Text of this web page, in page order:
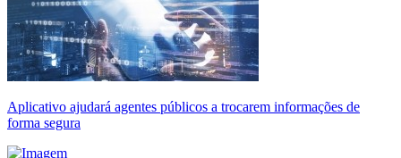
Aplicativo ajudará agentes públicos a trocarem informações de
forma segura